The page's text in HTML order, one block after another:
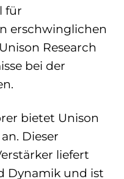
für
erschwinglichen
Research
bei der
bietet Unison
an. Dieser
liefert
Dynamik und ist